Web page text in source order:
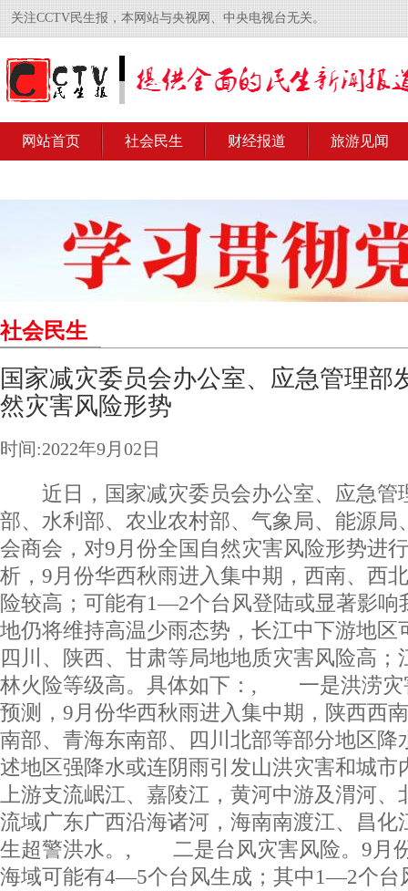
关注CCTV民生报，本网站与央视网、中央电视台无关。
网站首页 社会民生 财经报道 旅游见闻
社会民生
国家减灾委员会办公室、应急管理部
然灾害风险形势
时间:2022年9月02日
近日，国家减灾委员会办公室、应急管
部、水利部、农业农村部、气象局、能源局
会商会，对9月份全国自然灾害风险形势进
析，9月份华西秋雨进入集中期，西南、西
险较高；可能有1—2个台风登陆或显著影响
地仍将维持高温少雨态势，长江中下游地区
四川、陕西、甘肃等局地地质灾害风险高；
林火险等级高。具体如下：, 一是洪涝灾
预测，9月份华西秋雨进入集中期，陕西西
南部、青海东南部、四川北部等部分地区降
述地区强降水或连阴雨引发山洪灾害和城市
上游支流岷江、嘉陵江，黄河中游及渭河
流域广东广西沿海诸河，海南南渡江、昌化
生超警洪水。, 二是台风灾害风险。9月
海域可能有4—5个台风生成；其中1—2个台